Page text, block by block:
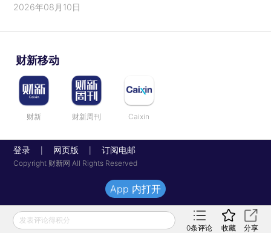
2026年08月10日
财新移动
财新 财新周刊 Caixin
登录 网页版 订阅电邮
Copyright 财新网 All Rights Reserved
发表评论得积分
0条评论 收藏 分享
App 内打开